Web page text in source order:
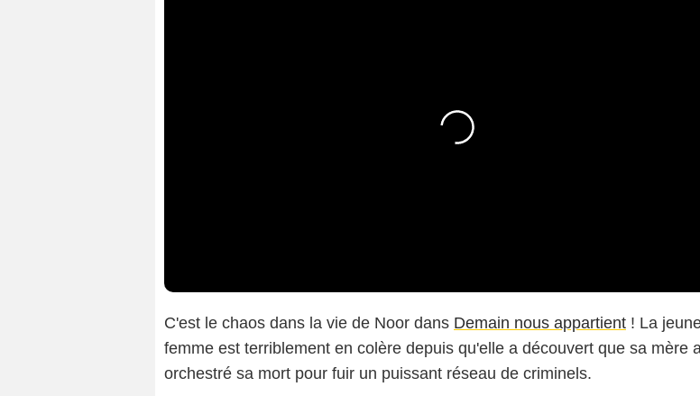
C'est le chaos dans la vie de Noor dans Demain nous appartient ! La
femme est terriblement en colère depuis qu'elle a découvert que sa mère
orchestré sa mort pour fuir un puissant réseau de criminels.